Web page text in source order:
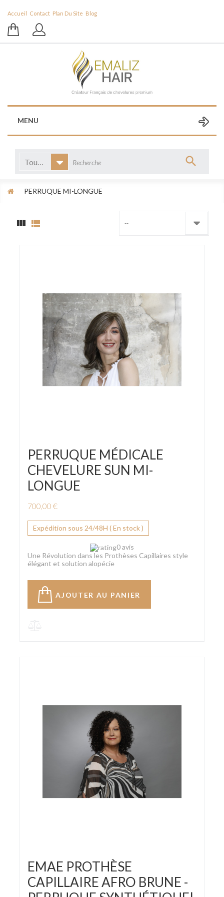
Accueil Contact Plan Du Site Blog
MENU
Toutes catégories
PERRUQUE MI-LONGUE
--
PERRUQUE MÉDICALE
CHEVELURE SUN MI-
LONGUE
700,00 €
Expédition sous 24/48H ( En stock )
0 avis
Une Révolution dans les Prothèses Capillaires style
élégant et solution alopécie
AJOUTER AU PANIER
EMAE PROTHÈSE
CAPILLAIRE AFRO BRUNE -